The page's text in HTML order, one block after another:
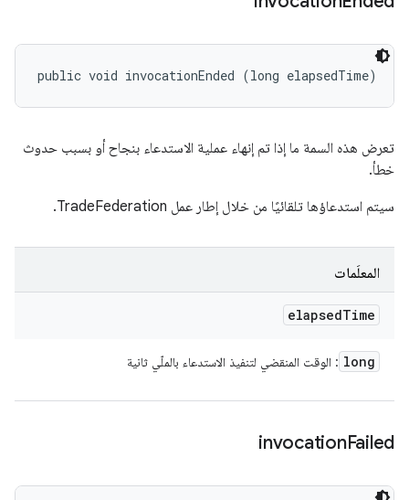
public void invocationEnded (long elapsedTime)
تعرض هذه السمة ما إذا تم إنهاء عملية الاستدعاء بنجاح أو بسبب حدوث
خطأ.
سيتم استدعاؤها تلقائيًا من خلال إطار عمل TradeFederation.
المعلَمات
elapsedTime
long : الوقت المنقضي لتنفيذ الاستدعاء بالملّي ثانية
invocationFailed